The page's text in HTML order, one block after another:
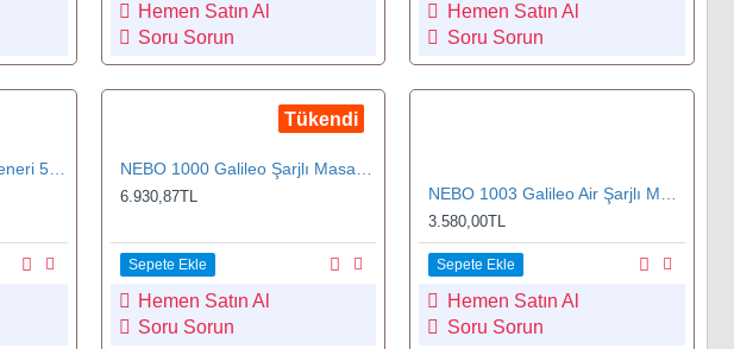
Hemen Satın Al
Soru Sorun
Hemen Satın Al
Soru Sorun
Tükendi
6.930,87TL
Sepete Ekle
Hemen Satın Al
Soru Sorun
3.580,00TL
Sepete Ekle
Hemen Satın Al
Soru Sorun